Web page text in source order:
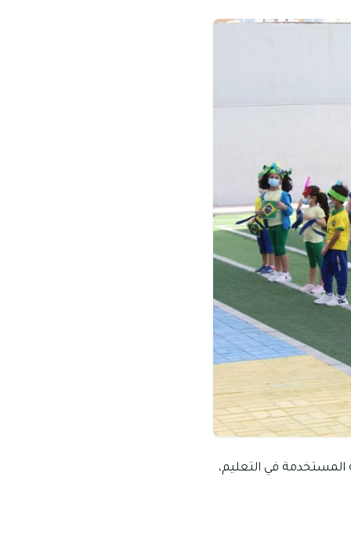
المستخدمة في التعليم،